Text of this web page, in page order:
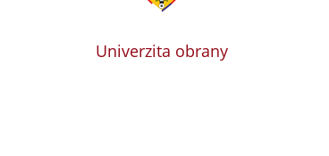
Univerzita obrany